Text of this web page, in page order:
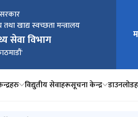
तथा खाद्य स्वच्छता मन्त्रालय
सेवा विभाग मुख्य
विद्युतीय सेवाहरूसूचना केन्द्र